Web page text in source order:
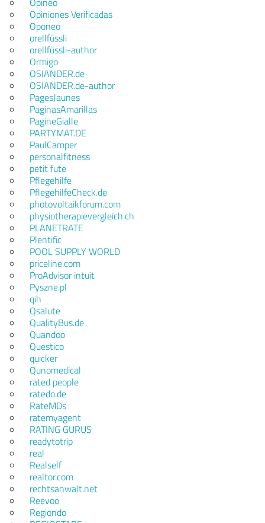
Opiniones Verificadas
Oponeo
orellfüssli
orellfüssli-author
Ormigo
OSIANDER.de
OSIANDER.de-author
PagesJaunes
PaginasAmarillas
PagineGialle
PARTYMAT.DE
PaulCamper
personalfitness
petit fute
Pflegehilfe
PflegehilfeCheck.de
photovoltaikforum.com
physiotherapievergleich.ch
PLANETRATE
Plentific
POOL SUPPLY WORLD
priceline.com
ProAdvisor intuit
Pyszne.pl
qih
Qsalute
QualityBus.de
Quandoo
Questico
quicker
Qunomedical
rated people
ratedo.de
RateMDs
ratemyagent
RATING GURUS
readytotrip
real
Realself
realtor.com
rechtsanwalt.net
Reevoo
Regiondo